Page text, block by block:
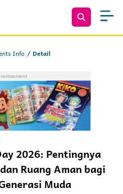
Info Detail
2026: Pentingnya
Ruang Aman bagi
Muda